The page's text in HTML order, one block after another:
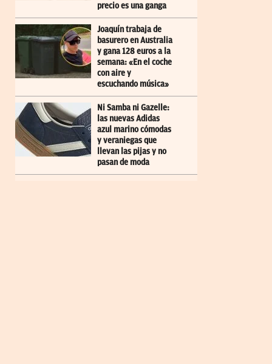
precio es una ganga
Joaquín trabaja de
basurero en Australia
y gana 128 euros a la
semana: «En el coche
con aire y
escuchando música»
Ni Samba ni Gazelle:
las nuevas Adidas
azul marino cómodas
y veraniegas que
llevan las pijas y no
pasan de moda